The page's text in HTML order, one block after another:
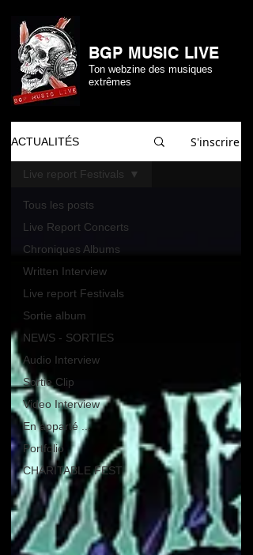
BGP MUSIC LIVE
Ton webzine des musiques
extrêmes
ACTUALITÉS S'inscrire
Tous les posts
Live Report Concerts
Chroniques Albums
Written Interview
Live report Festivals
Sortie album
NEWS - SORTIES
Audio Interview
Sortie Clip
Video Interview
En apparté ...
Portfolio
CHARITABLE FEST
Live report Festivals